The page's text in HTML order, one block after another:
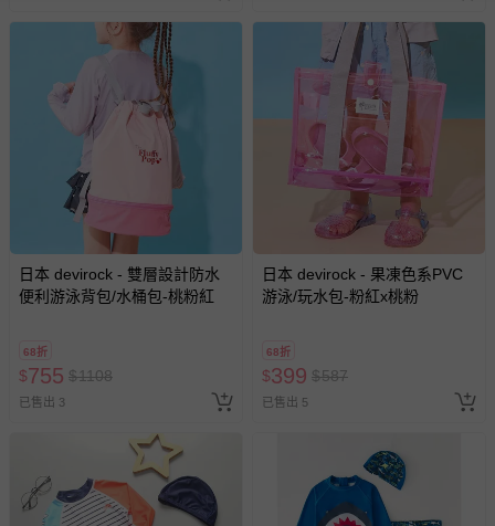
日本 devirock - 雙層設計防水
便利游泳背包/水桶包-桃粉紅
68折
$755 $1108
已售出 3
日本 devirock - 果凍色系PVC
游泳/玩水包-粉紅x桃粉
68折
$399 $587
已售出 5